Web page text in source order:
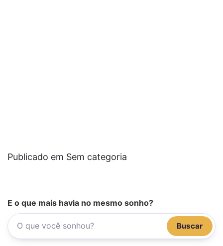
Publicado em Sem categoria
E o que mais havia no mesmo sonho?
Buscar